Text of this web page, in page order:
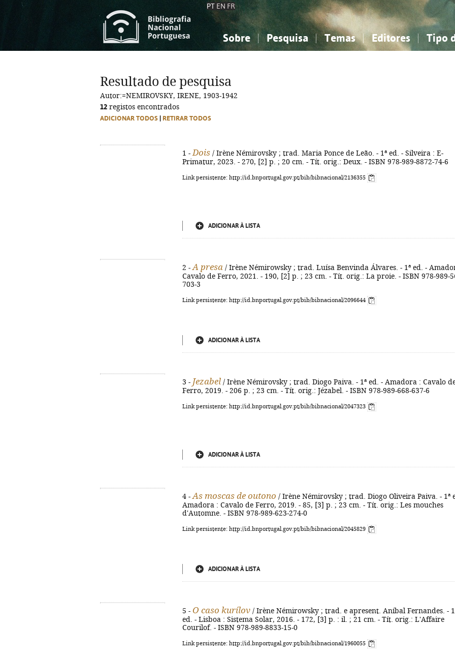
PT EN FR
Sobre Pesquisa Temas
Ciências sociais...
Editores Tipo
Ciências sociais...
Resultado de pesquisa
Autor:=NEMIROVSKY, IRENE, 1903-1942
12 registos encontrados
ADICIONAR TODOS RETIRAR TODOS
1 - Dois / Irène Némirovsky ; trad. Maria Ponce de Leão. - 1ª ed. - Silveira : E-
Primatur, 2023. - 270, [2] p. ; 20 cm. - Tít. orig.: Deux. - ISBN 978-989-8872-74-6
Link persistente: http://id.bnportugal.gov.pt/bib/bibnacional/2136355
ADICIONAR À LISTA
2 - A presa / Irène Némirowsky ; trad. Luísa Benvinda Álvares. - 1ª ed. -
Cavalo de Ferro, 2021. - 190, [2] p. ; 23 cm. - Tít. orig.: La proie. - ISBN 978-989-
703-3
Link persistente: http://id.bnportugal.gov.pt/bib/bibnacional/2096644
ADICIONAR À LISTA
3 - Jezabel / Irène Némirovsky ; trad. Diogo Paiva. - 1ª ed. - Amadora : Cavalo
Ferro, 2019. - 206 p. ; 23 cm. - Tít. orig.: Jézabel. - ISBN 978-989-668-637-6
Link persistente: http://id.bnportugal.gov.pt/bib/bibnacional/2047323
ADICIONAR À LISTA
4 - As moscas de outono / Irène Némirovsky ; trad. Diogo Oliveira Paiva. - 1ª
Amadora : Cavalo de Ferro, 2019. - 85, [3] p. ; 23 cm. - Tít. orig.: Les mouches
d'Automne. - ISBN 978-989-623-274-0
Link persistente: http://id.bnportugal.gov.pt/bib/bibnacional/2045829
ADICIONAR À LISTA
5 - O caso kurílov / Irène Némirowsky ; trad. e apresent. Aníbal Fernandes. -
ed. - Lisboa : Sistema Solar, 2016. - 172, [3] p. : il. ; 21 cm. - Tít. orig.: L'Affaire
Courilof. - ISBN 978-989-8833-15-0
Link persistente: http://id.bnportugal.gov.pt/bib/bibnacional/1960055